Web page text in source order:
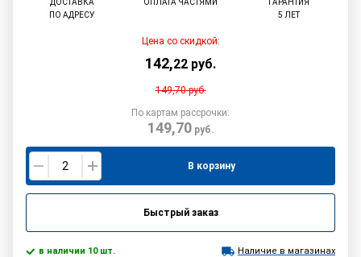
ПО АДРЕСУ
5 ЛЕТ
Цена со скидкой:
142,22 руб.
149,70руб.
По картам рассрочки:
149,70руб.
В корзину
Быстрый заказ
в наличии 10 шт. Наличие в магазинах